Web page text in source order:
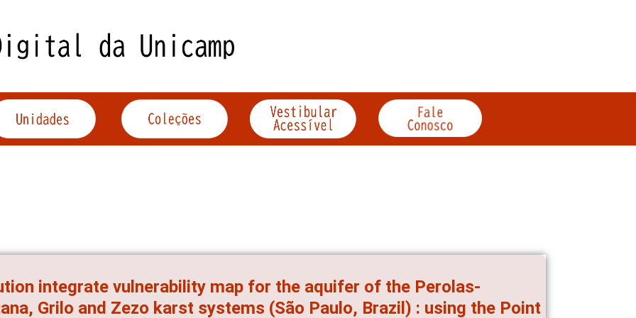
integrate vulnerability map for the aquifer of the Perolas-
Grilo and Zezo karst systems (São Paulo, Brazil) : using the Point